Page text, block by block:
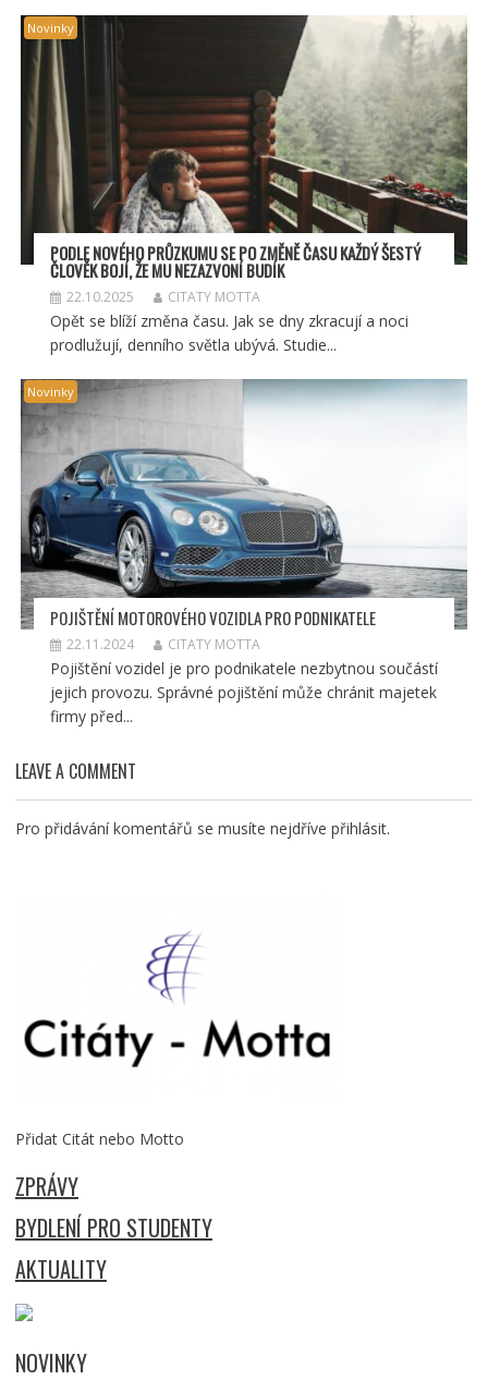
Novinky
PODLE NOVÉHO PRŮZKUMU SE PO ZMĚNĚ ČASU KAŽDÝ ŠESTÝ
ČLOVĚK BOJÍ, ŽE MU NEZAZVONÍ BUDÍK
22.10.2025 CITATY MOTTA
Opět se blíží změna času. Jak se dny zkracují a noci
prodlužují, denního světla ubývá. Studie...
Novinky
POJIŠTĚNÍ MOTOROVÉHO VOZIDLA PRO PODNIKATELE
22.11.2024 CITATY MOTTA
Pojištění vozidel je pro podnikatele nezbytnou součástí
jejich provozu. Správné pojištění může chránit majetek
firmy před...
LEAVE A COMMENT
Pro přidávání komentářů se musíte nejdříve přihlásit.
Přidat Citát nebo Motto
ZPRÁVY
BYDLENÍ PRO STUDENTY
AKTUALITY
NOVINKY